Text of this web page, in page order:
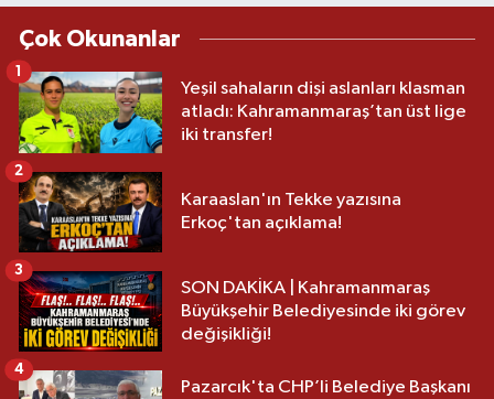
Çok Okunanlar
Yeşil sahaların dişi aslanları klasman
atladı: Kahramanmaraş’tan üst lige
iki transfer!
1
Karaaslan'ın Tekke yazısına
Erkoç'tan açıklama!
2
SON DAKİKA | Kahramanmaraş
Büyükşehir Belediyesinde iki görev
değişikliği!
3
Pazarcık'ta CHP’li Belediye Başkanı
4